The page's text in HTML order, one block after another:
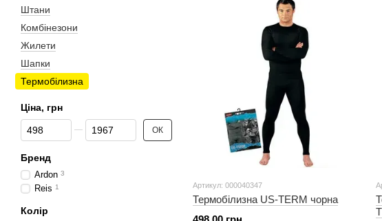
Артикул: 000040347
Термобілизна US-TERM чорна
Штани
Комбінезони
Жилети
Шапки
Термобілизна
Ціна, грн
Від Ціна, грн
До Ціна, грн ОК
Бренд
Ardon 3
Reis 1
Колір